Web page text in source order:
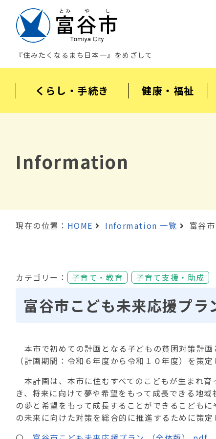
『住みたくなるまち日本一』をめざして
くらし・手続き 健康・福祉
Information
現在の位置： HOME Information 一覧 富谷
カテゴリー： 子育て・教育 子育て支援・助成
富谷市こども未来応援プラ
本市で初めての計画となる子どもの貧困対策計画
（計画期間：令和６年度から令和１０年度）を策定
本計画は、本市に住むすべてのこどもが生まれ
き、将来に向けて夢や希望をもって成長できる地
の夢と希望をもって成長することができるこども
の未来に向けた対策を総合的に推進するために策定